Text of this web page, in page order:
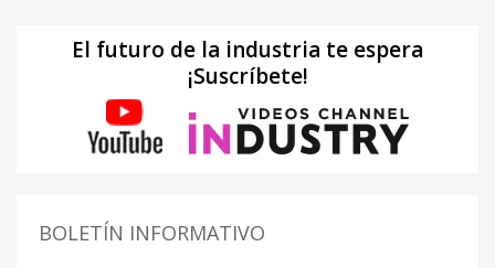
El futuro de la industria te espera
¡Suscríbete!
BOLETÍN INFORMATIVO